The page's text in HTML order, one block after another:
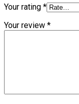
Your rating *
Your review *